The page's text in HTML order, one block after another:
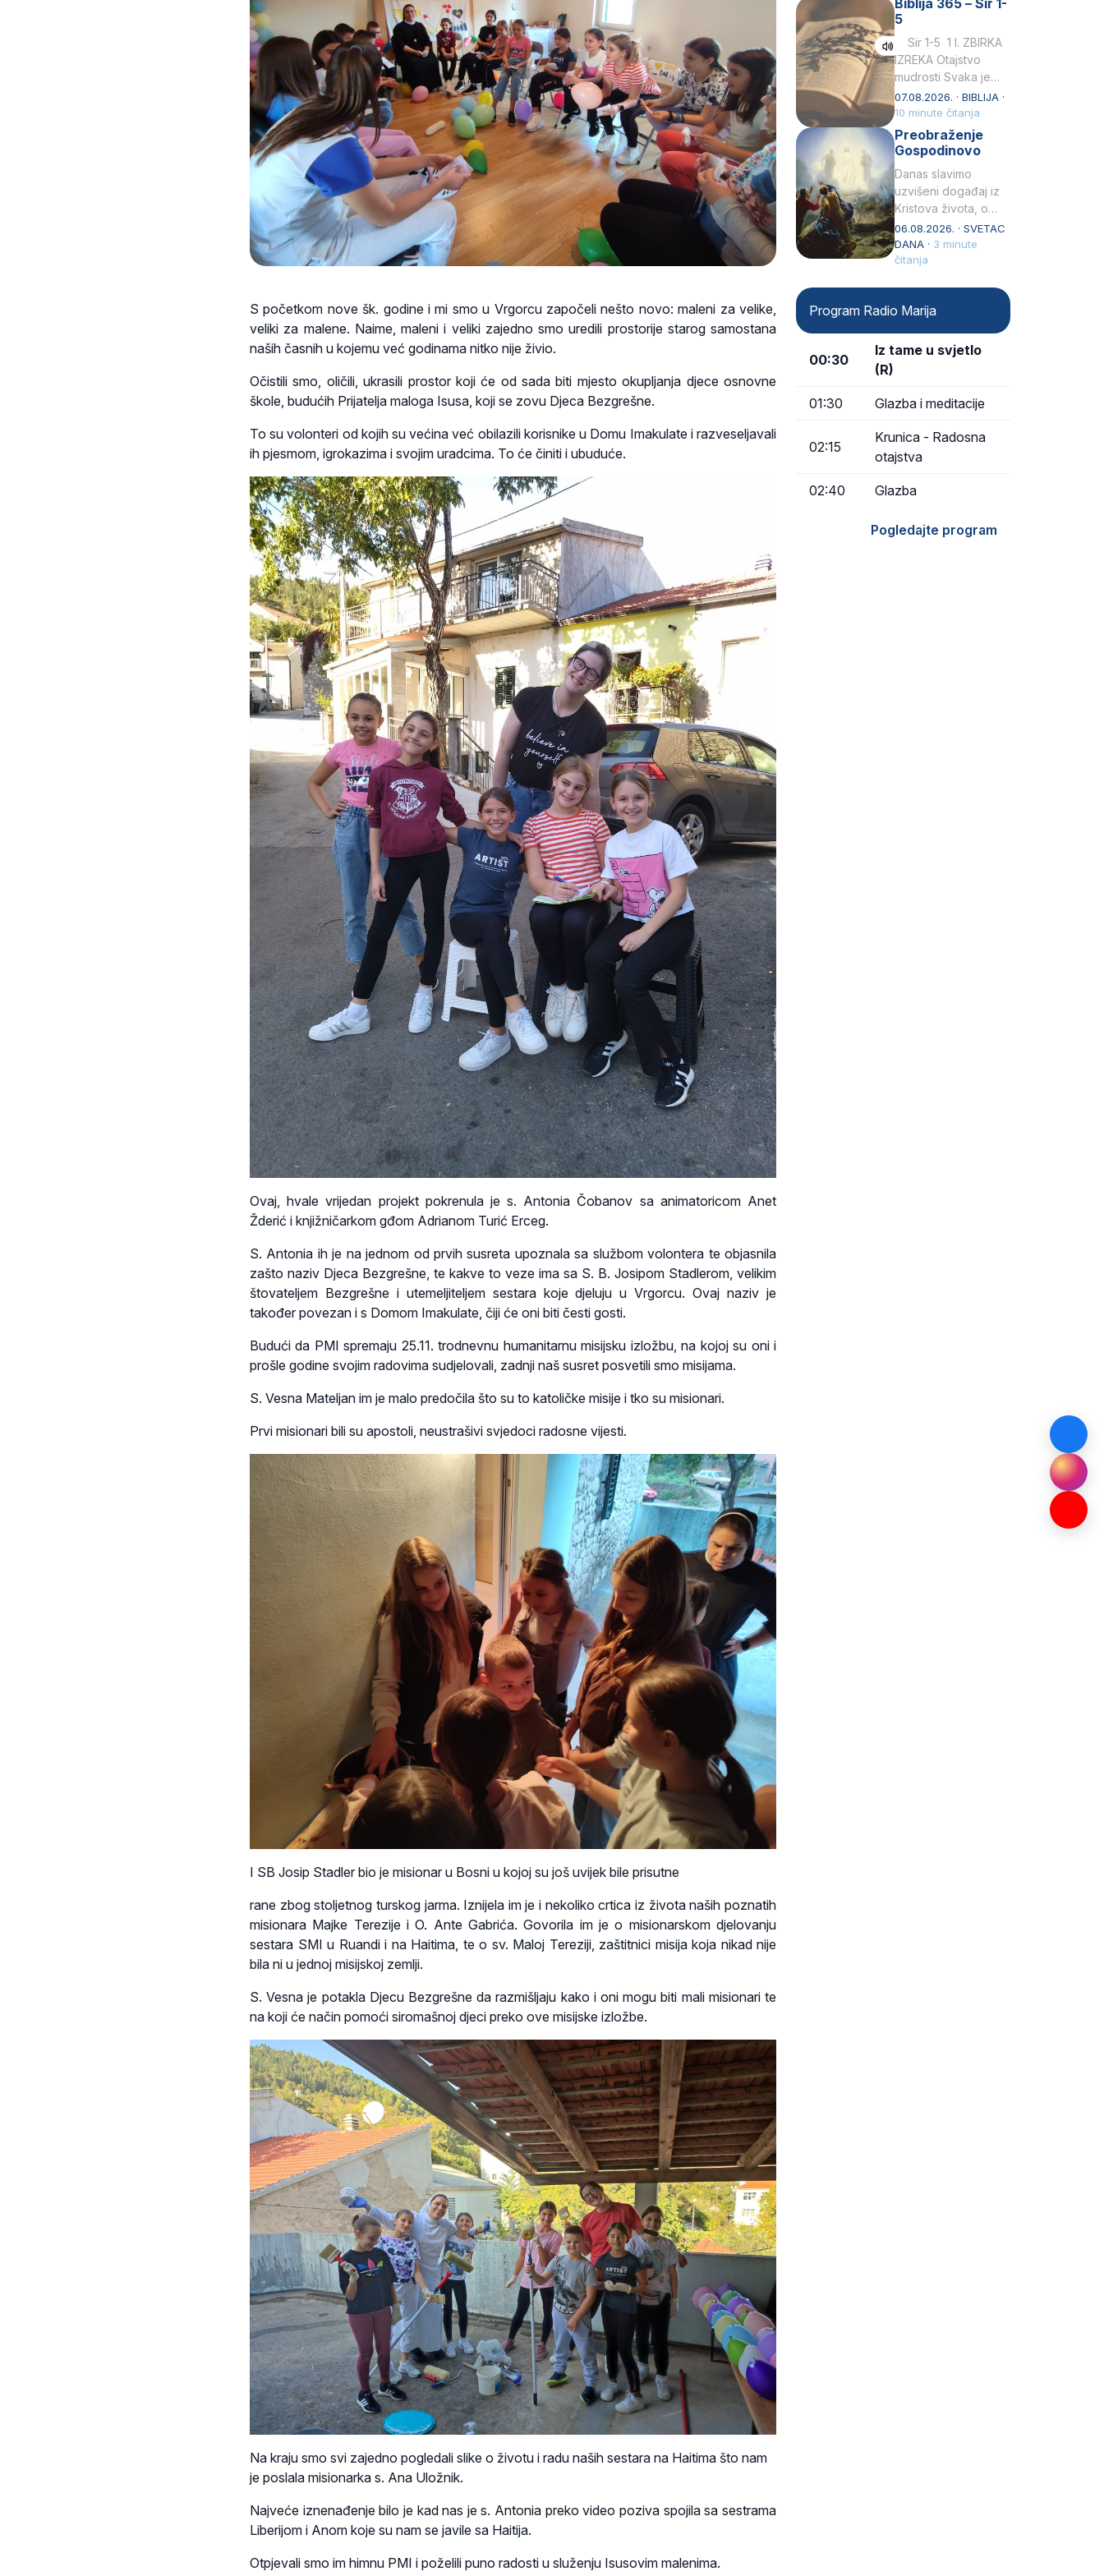
S početkom nove šk. godine i mi smo u Vrgorcu započeli nešto novo: maleni za velike,
veliki za malene. Naime, maleni i veliki zajedno smo uredili prostorije starog samostana
naših časnih u kojemu već godinama nitko nije živio.
Očistili smo, oličili, ukrasili prostor koji će od sada biti mjesto okupljanja djece osnovne
škole, budućih Prijatelja maloga Isusa, koji se zovu Djeca Bezgrešne.
To su volonteri od kojih su većina već obilazili korisnike u Domu Imakulate i razveseljavali
ih pjesmom, igrokazima i svojim uradcima. To će činiti i ubuduće.
Ovaj, hvale vrijedan projekt pokrenula je s. Antonia Čobanov sa animatoricom Anet
Žderić i knjižničarkom gđom Adrianom Turić Erceg.
S. Antonia ih je na jednom od prvih susreta upoznala sa službom volontera te objasnila
zašto naziv Djeca Bezgrešne, te kakve to veze ima sa S. B. Josipom Stadlerom, velikim
štovateljem Bezgrešne i utemeljiteljem sestara koje djeluju u Vrgorcu. Ovaj naziv je
također povezan i s Domom Imakulate, čiji će oni biti česti gosti.
Budući da PMI spremaju 25.11. trodnevnu humanitarnu misijsku izložbu, na kojoj su oni i
prošle godine svojim radovima sudjelovali, zadnji naš susret posvetili smo misijama.
S. Vesna Mateljan im je malo predočila što su to katoličke misije i tko su misionari.
Prvi misionari bili su apostoli, neustrašivi svjedoci radosne vijesti.
I SB Josip Stadler bio je misionar u Bosni u kojoj su još uvijek bile prisutne
rane zbog stoljetnog turskog jarma. Iznijela im je i nekoliko crtica iz života naših poznatih
misionara Majke Terezije i O. Ante Gabrića. Govorila im je o misionarskom djelovanju
sestara SMI u Ruandi i na Haitima, te o sv. Maloj Tereziji, zaštitnici misija koja nikad nije
bila ni u jednoj misijskoj zemlji.
S. Vesna je potakla Djecu Bezgrešne da razmišljaju kako i oni mogu biti mali misionari te
na koji će način pomoći siromašnoj djeci preko ove misijske izložbe.
Na kraju smo svi zajedno pogledali slike o životu i radu naših sestara na Haitima što nam
je poslala misionarka s. Ana Uložnik.
Najveće iznenađenje bilo je kad nas je s. Antonia preko video poziva spojila sa sestrama
Liberijom i Anom koje su nam se javile sa Haitija.
Otpjevali smo im himnu PMI i poželili puno radosti u služenju Isusovim malenima.
rođenjem Grk.
Obnovio je odnose s
afričkim…
Biblija 365 – Sir 1-
5
Sir 1-5 1 I. ZBIRKA
IZREKA Otajstvo
mudrosti Svaka je
mudrost od Gospoda
i s njime je dovijeka.2
Tko će…
07.08.2026. · BIBLIJA ·
10 minute čitanja
Preobraženje
Gospodinovo
Danas slavimo
uzvišeni događaj iz
Kristova života, o
kojem nas izvješćuju
evanđelisti Matej,
Marko i Luka te sveti
06.08.2026. · SVETAC
DANA · 3 minute
čitanja
Program Radio Marija
00:30
Iz tame u svjetlo
(R)
01:30 Glazba i meditacije
02:15
Krunica - Radosna
otajstva
02:40 Glazba
Pogledajte program